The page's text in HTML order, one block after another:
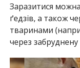
Заразитися
ґедзів, а також
тваринами
через забруднену